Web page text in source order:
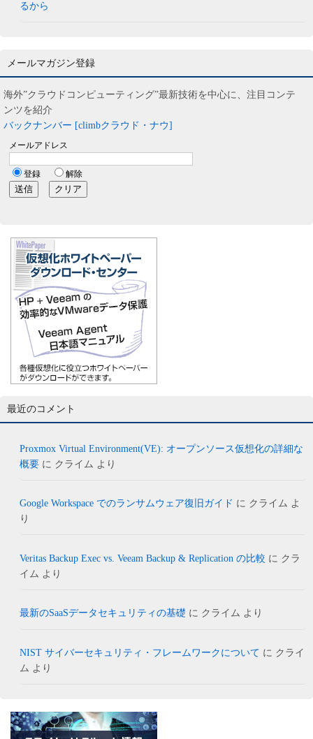
るから
メールマガジン登録
海外”クラウドコンピューティング”最新技術を中心に、注目コンテ
ンツを紹介
バックナンバー [climbクラウド・ナウ]
最近のコメント
Proxmox Virtual Environment(VE): オープンソース仮想化の詳細な
概要 に クライム より
Google Workspace でのランサムウェア復旧ガイド に クライム よ
り
Veritas Backup Exec vs. Veeam Backup & Replication の比較 に クラ
イム より
最新のSaaSデータセキュリティの基礎 に クライム より
NIST サイバーセキュリティ・フレームワークについて に クライ
ム より